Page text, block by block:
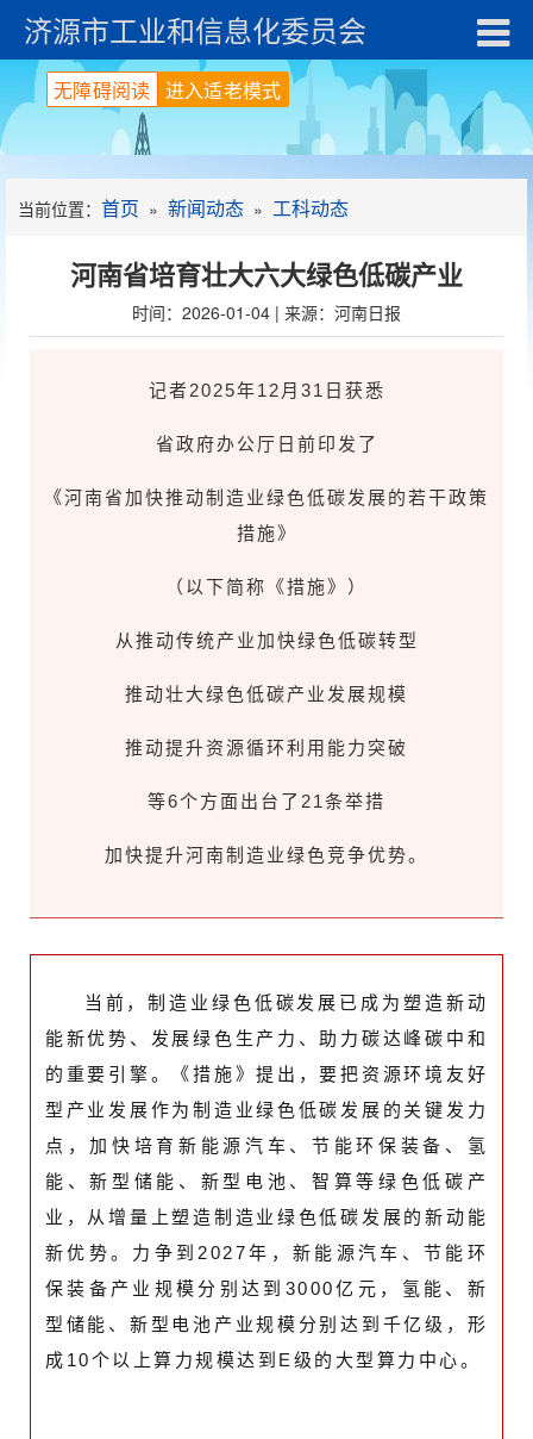
济源市工业和信息化委员会
当前位置： 首页 » 新闻动态 » 工科动态
河南省培育壮大六大绿色低碳产业
时间：2026-01-04 | 来源：河南日报
记者2025年12月31日获悉
省政府办公厅日前印发了
《河南省加快推动制造业绿色低碳发展的若干政策
措施》
（以下简称《措施》）
从推动传统产业加快绿色低碳转型
推动壮大绿色低碳产业发展规模
推动提升资源循环利用能力突破
等6个方面出台了21条举措
加快提升河南制造业绿色竞争优势。
当前，制造业绿色低碳发展已成为塑造新动
能新优势、发展绿色生产力、助力碳达峰碳中和
的重要引擎。《措施》提出，要把资源环境友好
型产业发展作为制造业绿色低碳发展的关键发力
点，加快培育新能源汽车、节能环保装备、氢
能、新型储能、新型电池、智算等绿色低碳产
业，从增量上塑造制造业绿色低碳发展的新动能
新优势。力争到2027年，新能源汽车、节能环
保装备产业规模分别达到3000亿元，氢能、新
型储能、新型电池产业规模分别达到千亿级，形
成10个以上算力规模达到E级的大型算力中心。
进入适老模式
无障碍阅读